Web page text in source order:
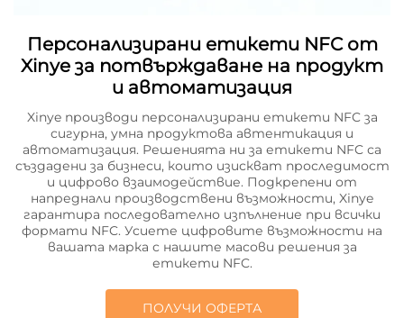
Персонализирани етикети NFC от
Xinye за потвърждаване на продукт
и автоматизация
Xinye производи персонализирани етикети NFC за
сигурна, умна продуктова автентикация и
автоматизация. Решенията ни за етикети NFC са
създадени за бизнеси, които изискват проследимост
и цифрово взаимодействие. Подкрепени от
напреднали производствени възможности, Xinye
гарантира последователно изпълнение при всички
формати NFC. Усиете цифровите възможности на
вашата марка с нашите масови решения за
етикети NFC.
ПОЛУЧИ ОФЕРТА